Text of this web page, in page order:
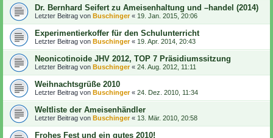
Dr. Bernhard Seifert zu Ameisenhaltung und –handel (2014)
Letzter Beitrag von Buschinger« 19. Jan. 2015, 20:06
Experimentierkoffer für den Schulunterricht
Letzter Beitrag von Buschinger« 19. Apr. 2014, 20:43
Neonicotinoide JHV 2012, TOP 7 Präsidiumssitzung
Letzter Beitrag von Buschinger« 24. Aug. 2012, 11:11
Weihnachtsgrüße 2010
Letzter Beitrag von Buschinger« 24. Dez. 2010, 11:34
Weltliste der Ameisenhändler
Letzter Beitrag von Buschinger« 13. Mär. 2010, 20:58
Frohes Fest und ein gutes 2010!